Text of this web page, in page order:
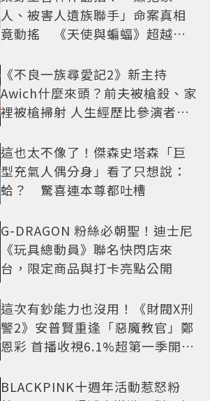
人、被害人遺族聯手」命案真相
竟動搖 《天使與蝙蝠》超越懸
《不良一族尋愛記2》新主持
Awich什麼來頭？前夫被槍殺、家
裡被槍掃射 人生經歷比參演者還
這也太不像了！傑森史塔森「巨
型充氣人偶分身」看了只想說：
蛤？ 驚喜連本尊都吐槽
G-DRAGON 粉絲必朝聖！迪士尼
《玩具總動員》聯名快閃店來
台，限定商品與打卡亮點公開
這次有鈔能力也沒用！《財閥X刑
警2》安普賢重逢「惡魔教官」鄭
恩彩 首播收視6.1%超第一季開紅
BLACKPINK十週年活動惹怒粉